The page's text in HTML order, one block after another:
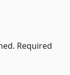
Required